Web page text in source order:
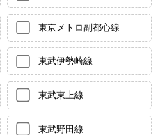
東京メトロ副都心線
東武伊勢崎線
東武東上線
東武野田線